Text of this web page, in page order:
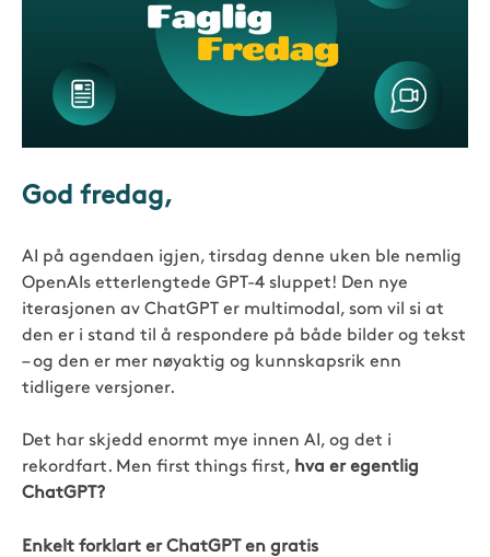
God fredag,
AI på agendaen igjen, tirsdag denne uken ble nemlig
OpenAIs etterlengtede GPT-4 sluppet! Den nye
iterasjonen av ChatGPT er multimodal, som vil si at
den er i stand til å respondere på både bilder og tekst
– og den er mer nøyaktig og kunnskapsrik enn
tidligere versjoner.
Det har skjedd enormt mye innen AI, og det i
rekordfart. Men first things first, hva er egentlig
ChatGPT?
Enkelt forklart er ChatGPT en gratis